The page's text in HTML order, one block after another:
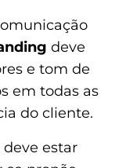
deve
e tom de
em todas as
do cliente.
estar